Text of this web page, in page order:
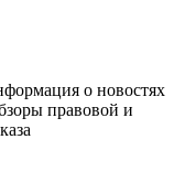
о новостях
правовой и